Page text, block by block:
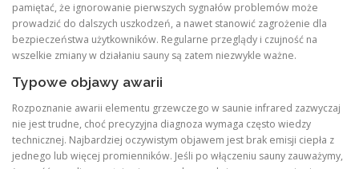
pamiętać, że ignorowanie pierwszych sygnałów problemów może
prowadzić do dalszych uszkodzeń, a nawet stanowić zagrożenie dla
bezpieczeństwa użytkowników. Regularne przeglądy i czujność na
wszelkie zmiany w działaniu sauny są zatem niezwykle ważne.
Typowe objawy awarii
Rozpoznanie awarii elementu grzewczego w saunie infrared zazwyczaj
nie jest trudne, choć precyzyjna diagnoza wymaga często wiedzy
technicznej. Najbardziej oczywistym objawem jest brak emisji ciepła z
jednego lub więcej promienników. Jeśli po włączeniu sauny zauważymy,